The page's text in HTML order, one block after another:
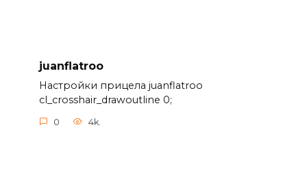
juanflatroo
Настройки прицела juanflatroo
cl_crosshair_drawoutline 0;
0 4k.